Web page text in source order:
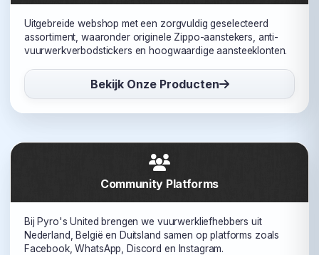
Uitgebreide webshop met een zorgvuldig geselecteerd
assortiment, waaronder originele Zippo-aanstekers, anti-
vuurwerkverbodstickers en hoogwaardige aansteeklonten.
Bekijk Onze Producten
Community Platforms
Bij Pyro's United brengen we vuurwerkliefhebbers uit
Nederland, België en Duitsland samen op platforms zoals
Facebook, WhatsApp, Discord en Instagram.